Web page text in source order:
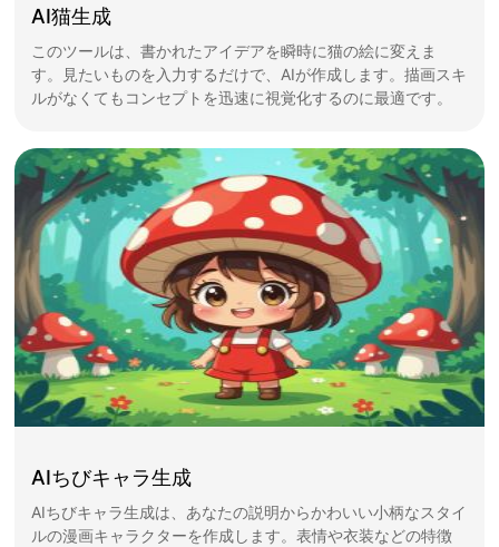
AI猫生成
このツールは、書かれたアイデアを瞬時に猫の絵に変えま
す。見たいものを入力するだけで、AIが作成します。描画スキ
ルがなくてもコンセプトを迅速に視覚化するのに最適です。
AIちびキャラ生成
AIちびキャラ生成は、あなたの説明からかわいい小柄なスタイ
ルの漫画キャラクターを作成します。表情や衣装などの特徴